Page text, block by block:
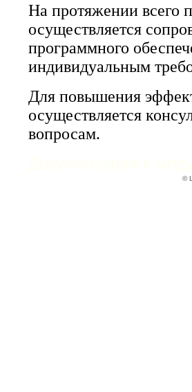
На протяжении всего
осуществляется
программного
индивидуальным
Для повышения
осуществляется
вопросам.
©